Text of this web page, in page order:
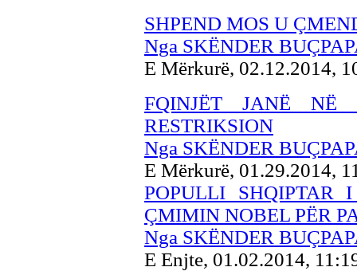
SHPEND MOS U
Nga SKËNDER
E Mërkurë, 02.12.2014,
FQINJËT JANË NË
RESTRIKSION
Nga SKËNDER
E Mërkurë, 01.29.2014,
POPULLI SHQIPTAR
ÇMIMIN NOBEL PËR
Nga SKËNDER
E Enjte, 01.02.2014,